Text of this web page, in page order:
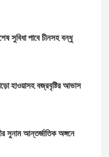
সুবিধা পাবে চীনসহ বন্ধু
হাওয়াসহ বজ্রবৃষ্টির আভাস
সুনাম আন্তর্জাতিক অঙ্গনে